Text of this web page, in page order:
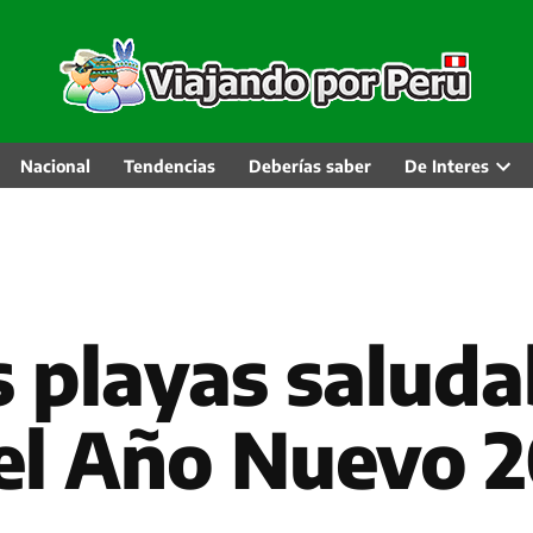
Nacional Tendencias Deberías saber De Interes
playas
Año Nuevo